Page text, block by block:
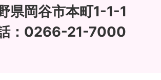
県岡谷市本町1-1-1
：0266-21-7000